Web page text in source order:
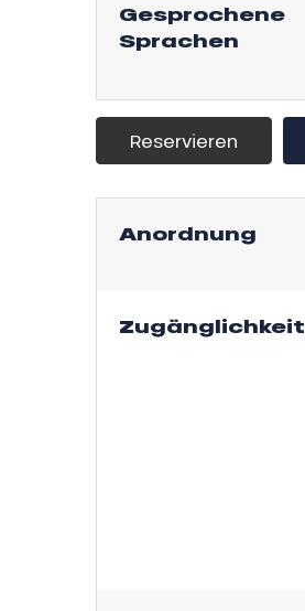
Gesprochene
Sprachen
Reservieren
Anordnung
Zugänglichkeit